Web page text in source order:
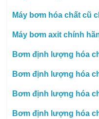
Máy bơm hóa chất cũ
Máy bơm axit chính
Bơm định lượng hóa
Bơm định lượng hóa
Bơm định lượng hóa
Bơm định lượng hóa